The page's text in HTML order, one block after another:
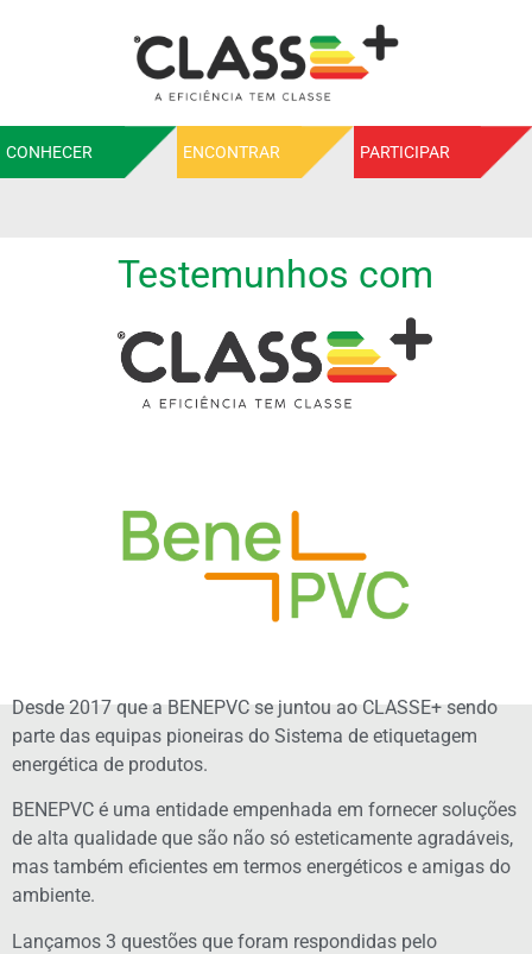
CONHECER ENCONTRAR PARTICIPAR
Testemunhos com
Desde 2017 que a BENEPVC se juntou ao CLASSE+ sendo
parte das equipas pioneiras do Sistema de etiquetagem
energética de produtos.
BENEPVC é uma entidade empenhada em fornecer soluções
de alta qualidade que são não só esteticamente agradáveis,
mas também eficientes em termos energéticos e amigas do
ambiente.
Lançamos 3 questões que foram respondidas pelo